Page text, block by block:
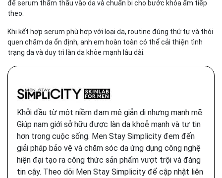
để serum thẩm thấu vào da và chuẩn bị cho bước khóa ẩm tiếp
theo.
Khi kết hợp serum phù hợp với loại da, routine đúng thứ tự và thói
quen chăm da ổn định, anh em hoàn toàn có thể cải thiện tình
trạng da và duy trì làn da khỏe mạnh lâu dài.
Khởi đầu từ một niềm đam mê giản dị nhưng mạnh mẽ:
Giúp nam giới sở hữu được làn da khoẻ mạnh và tự tin
hơn trong cuộc sống. Men Stay Simplicity đem đến
giải pháp bảo vệ và chăm sóc da ứng dụng công nghệ
hiện đại tạo ra công thức sản phẩm vượt trội và đáng
tin cậy. Theo dõi Men Stay Simplicity để cập nhật liên